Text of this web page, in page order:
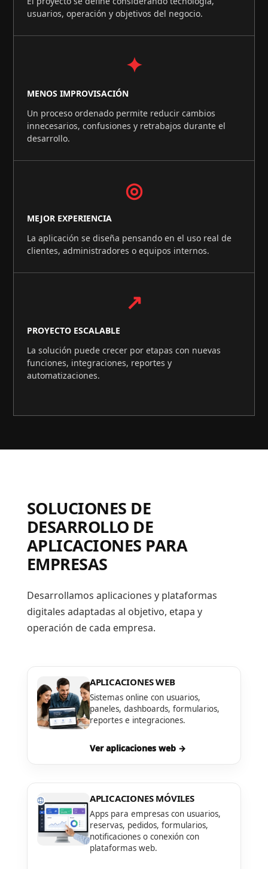
usuarios, operación y objetivos del negocio.
✦
MENOS IMPROVISACIÓN
Un proceso ordenado permite reducir cambios
innecesarios, confusiones y retrabajos durante el
desarrollo.
◎
MEJOR EXPERIENCIA
La aplicación se diseña pensando en el uso real de
clientes, administradores o equipos internos.
↗
PROYECTO ESCALABLE
La solución puede crecer por etapas con nuevas
funciones, integraciones, reportes y
automatizaciones.
SOLUCIONES DE
DESARROLLO DE
APLICACIONES PARA
EMPRESAS
Desarrollamos aplicaciones y plataformas
digitales adaptadas al objetivo, etapa y
operación de cada empresa.
APLICACIONES WEB
Sistemas online con usuarios,
paneles, dashboards, formularios,
reportes e integraciones.
Ver aplicaciones web →
APLICACIONES MÓVILES
Apps para empresas con usuarios,
reservas, pedidos, formularios,
notificaciones o conexión con
plataformas web.